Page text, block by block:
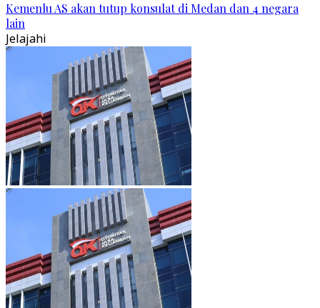
Kemenlu AS akan tutup konsulat di Medan dan 4 negara
lain
Jelajahi